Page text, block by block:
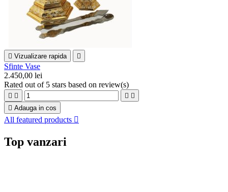
 Vizualizare rapida 
Sfinte Vase
2.450,00 lei
Rated out of 5 stars based on review(s)
   
 Adauga in cos
All featured products 
Top vanzari